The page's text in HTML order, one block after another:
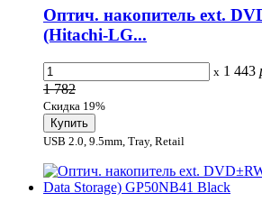
Оптич. накопитель ext.
(Hitachi-LG...
x 1 443
1 782
Скидка 19%
USB 2.0, 9.5mm, Tray, Retail